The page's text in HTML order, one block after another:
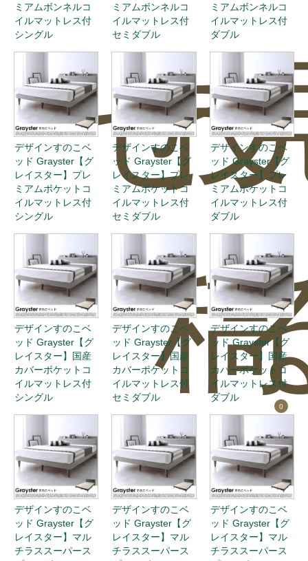
せ投
稿
0
ミアムボンネルコ
イルマットレス付
シングル
ミアムボンネルコ
イルマットレス付
セミダブル
ミアムボンネルコ
イルマットレス付
ダブル
デザインすのこベ
ッド Grayster【グ
レイスター】プレ
ミアムポケットコ
イルマットレス付
シングル
デザインすのこベ
ッド Grayster【グ
レイスター】プレ
ミアムポケットコ
イルマットレス付
セミダブル
デザインすのこベ
ッド Grayster【グ
レイスター】プレ
ミアムポケットコ
イルマットレス付
ダブル
デザインすのこベ
ッド Grayster【グ
レイスター】国産
カバーポケットコ
イルマットレス付
シングル
デザインすのこベ
ッド Grayster【グ
レイスター】国産
カバーポケットコ
イルマットレス付
セミダブル
デザインすのこベ
ッド Grayster【グ
レイスター】国産
カバーポケットコ
イルマットレス付
ダブル
デザインすのこベ
ッド Grayster【グ
レイスター】マル
チラススーパース
デザインすのこベ
ッド Grayster【グ
レイスター】マル
チラススーパース
デザインすのこベ
ッド Grayster【グ
レイスター】マル
チラススーパース